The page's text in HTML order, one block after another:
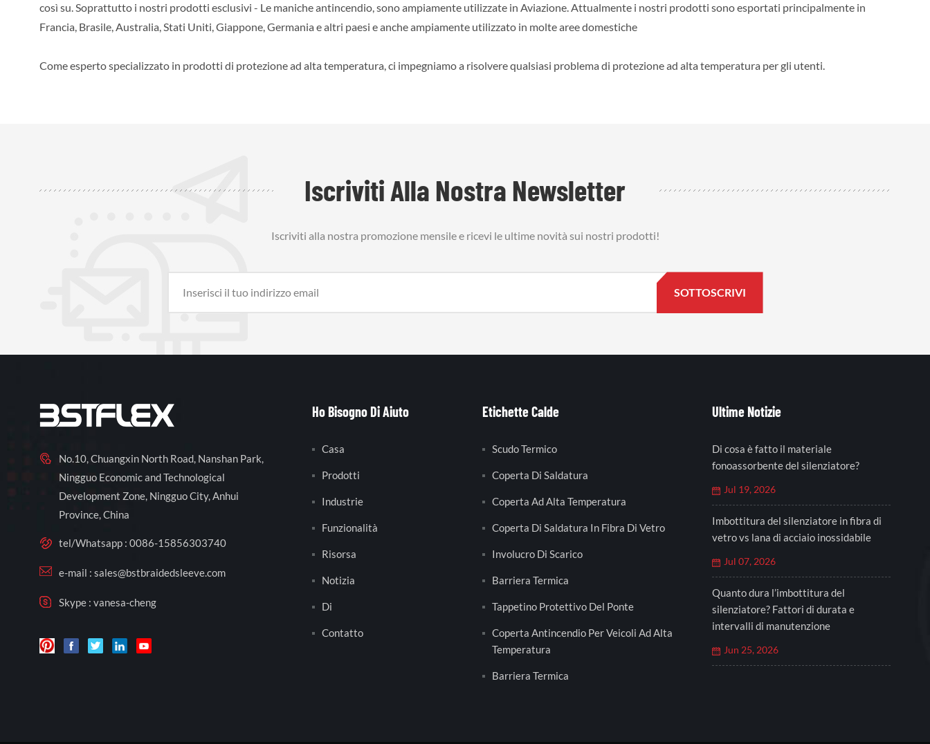
così su. Soprattutto i nostri prodotti esclusivi - Le maniche antincendio, sono ampiamente utilizzate in Aviazione. Attualmente i nostri prodotti sono esportati principalmente in
Francia, Brasile, Australia, Stati Uniti, Giappone, Germania e altri paesi e anche ampiamente utilizzato in molte aree domestiche
Come esperto specializzato in prodotti di protezione ad alta temperatura, ci impegniamo a risolvere qualsiasi problema di protezione ad alta temperatura per gli utenti.
Iscriviti Alla Nostra Newsletter
Iscriviti alla nostra promozione mensile e ricevi le ultime novità sui nostri prodotti!
No.10, Chuangxin North Road, Nanshan Park,
Ningguo Economic and Technological
Development Zone, Ningguo City, Anhui
Province, China
tel/Whatsapp : 0086-15856303740
e-mail : sales@bstbraidedsleeve.com
Skype : vanesa-cheng
Ho Bisogno Di Aiuto
Casa
Prodotti
Industrie
Funzionalità
Risorsa
Notizia
Di
Contatto
Etichette Calde
Scudo Termico
Coperta Di Saldatura
Coperta Ad Alta Temperatura
Coperta Di Saldatura In Fibra Di Vetro
Involucro Di Scarico
Barriera Termica
Tappetino Protettivo Del Ponte
Coperta Antincendio Per Veicoli Ad Alta
Temperatura
Barriera Termica
Ultime Notizie
Di cosa è fatto il materiale
fonoassorbente del silenziatore?
Jul 19, 2026
Imbottitura del silenziatore in fibra di
vetro vs lana di acciaio inossidabile
Jul 07, 2026
Quanto dura l’imbottitura del
silenziatore? Fattori di durata e
intervalli di manutenzione
Jun 25, 2026